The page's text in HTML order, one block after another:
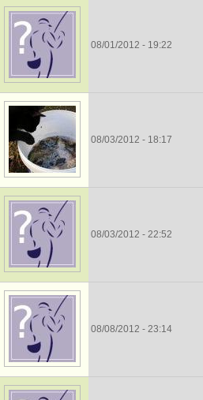
08/01/2012 - 19:22
08/03/2012 - 18:17
08/03/2012 - 22:52
08/08/2012 - 23:14